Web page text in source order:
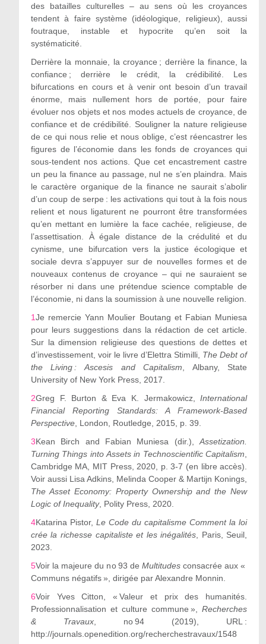
des batailles culturelles – au sens où les croyances
tendent à faire système (idéologique, religieux), aussi
foutraque, instable et hypocrite qu’en soit la
systématicité.
Derrière la monnaie, la croyance ; derrière la finance, la
confiance ; derrière le crédit, la crédibilité. Les
bifurcations en cours et à venir ont besoin d’un travail
énorme, mais nullement hors de portée, pour faire
évoluer nos objets et nos modes actuels de croyance, de
confiance et de crédibilité. Souligner la nature religieuse
de ce qui nous relie et nous oblige, c’est réencastrer les
figures de l’économie dans les fonds de croyances qui
sous-tendent nos actions. Que cet encastrement castre
un peu la finance au passage, nul ne s’en plaindra. Mais
le caractère organique de la finance ne saurait s’abolir
d’un coup de serpe : les activations qui tout à la fois nous
relient et nous ligaturent ne pourront être transformées
qu’en mettant en lumière la face cachée, religieuse, de
l’assettisation. À égale distance de la crédulité et du
cynisme, une bifurcation vers la justice écologique et
sociale devra s’appuyer sur de nouvelles formes et de
nouveaux contenus de croyance – qui ne sauraient se
résorber ni dans une prétendue science comptable de
l’économie, ni dans la soumission à une nouvelle religion.
1Je remercie Yann Moulier Boutang et Fabian Muniesa
pour leurs suggestions dans la rédaction de cet article.
Sur la dimension religieuse des questions de dettes et
d’investissement, voir le livre d’Elettra Stimilli, The Debt of
the Living : Ascesis and Capitalism , Albany, State
University of New York Press, 2017.
2Greg F. Burton & Eva K. Jermakowicz,International
Financial Reporting Standards: A Framework-Based
Perspective, London, Routledge, 2015, p. 39.
3Kean Birch and Fabian Muniesa (dir.),Assetization.
Turning Things into Assets in Technoscientific Capitalism
Cambridge MA, MIT Press, 2020, p. 3-7 (en libre accès).
Voir aussi Lisa Adkins, Melinda Cooper & Martijn Konings,
The Asset Economy: Property Ownership and the New
Logic of Inequality, Polity Press, 2020.
4Katarina Pistor, Le Code du capitalisme Comment la loi
crée la richesse capitaliste et les inégalités , Paris, Seuil,
2023.
5Voir la majeure du no93 de Multitudesconsacrée aux «
Communs négatifs », dirigée par Alexandre Monnin.
6Voir Yves Citton, « Valeur et prix des humanités.
Professionnalisation et culture commune »,Recherches
& Travaux, no94 (2019), URL :
http://journals.openedition.org/recherchestravaux/1548